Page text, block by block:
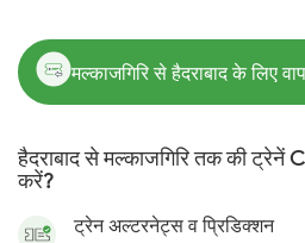
मल्काजगिरि से हैदराबाद के लिए
हैदराबाद से मल्काजगिरि तक की
करें?
ट्रेन अल्टरनेट्स व प्रिडिक्शन